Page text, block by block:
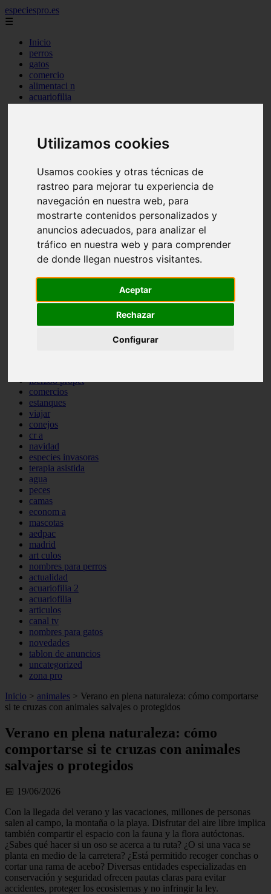
Utilizamos cookies
Usamos cookies y otras técnicas de
rastreo para mejorar tu experiencia de
navegación en nuestra web, para
mostrarte contenidos personalizados y
anuncios adecuados, para analizar el
tráfico en nuestra web y para comprender
de donde llegan nuestros visitantes.
Aceptar
Rechazar
Configurar
especiespro.es
☰
Inicio
perros
gatos
comercio
alimentaci n
acuariofilia
ventas
mantenimiento
marketing
bienestar
peque os mam feros
verano
legislaci n
peluquer a
accesorios
peluquer a canina
complementos
comportamiento
reptiles
adopci n
iberzoo propet
comercios
estanques
viajar
conejos
cr a
navidad
especies invasoras
terapia asistida
agua
peces
camas
econom a
mascotas
aedpac
madrid
art culos
nombres para perros
actualidad
acuariofilia 2
acuariofilia
articulos
canal tv
nombres para gatos
novedades
tablon de anuncios
uncategorized
zona pro
Inicio > animales > Verano en plena naturaleza: cómo comportarse
si te cruzas con animales salvajes o protegidos
Verano en plena naturaleza: cómo
comportarse si te cruzas con animales
salvajes o protegidos
📅 19/06/2026
Con la llegada del verano y las vacaciones, millones de personas
salen al campo, la montaña o la playa. Disfrutar del aire libre implica
también compartir el espacio con la fauna y la flora autóctonas.
¿Sabes qué hacer si un oso se acerca a tu ruta? ¿O si una vaca se
planta en medio de la carretera? ¿Está permitido recoger conchas o
cortar una rama de acebo? Diversas entidades especializadas en
conservación y seguridad ofrecen pautas claras para evitar
accidentes, proteger los ecosistemas y no infringir la ley.